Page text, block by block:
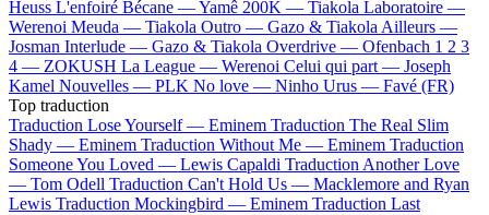
Heuss L'enfoiré Bécane —Yamê 200K — Tiakola Laboratoire —
Werenoi Meuda — Tiakola Outro — Gazo & Tiakola Ailleurs —
Josman Interlude — Gazo & Tiakola Overdrive — Ofenbach 1 2 3
4 — ZOKUSH La League — Werenoi Celui qui part — Joseph
Kamel Nouvelles — PLK No love — Ninho Urus — Favé (FR)
Top traduction
Traduction Lose Yourself — Eminem Traduction The Real Slim
Shady — Eminem Traduction Without Me — Eminem Traduction
Someone You Loved — Lewis Capaldi Traduction Another Love
— Tom Odell Traduction Can't Hold Us — Macklemore and Ryan
Lewis Traduction Mockingbird — Eminem Traduction Last